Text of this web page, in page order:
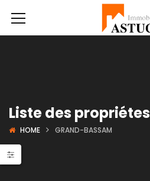
Liste des propriétes
HOME GRAND-BASSAM